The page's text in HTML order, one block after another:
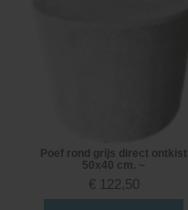
Poef rond grijs direct ontkist
50x40 cm. ~
€ 122,50